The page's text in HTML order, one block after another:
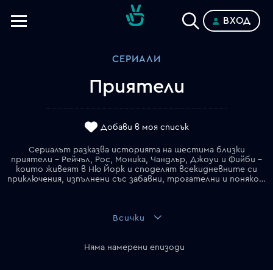
ВХОД
СЕРИАЛИ
Приятели
Добави в моя списък
Сериалът разказва историята на шестима близки
приятели – Рейчъл, Рос, Моника, Чандлър, Джоуи и Фийби –
които живеят в Ню Йорк и споделят всекидневните си
приключения, изпълнени със забавни, трогателни и понякога объркващи моменти. Всеки от тях има свой неповторим характер – от саркастичните реплики на Чандлър и нестандартността на Фийби до стремежа на Моника да бъде перфектна и чаровната наивност на Джоуи. Сериалът умело съчетава комедия, приятелство и романтика, създавайки незабравими моменти, които го превръщат в класика, обичана от зрителите през годините.
Всички
Няма намерени епизоди